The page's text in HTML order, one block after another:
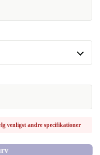
venligst andre specifikationer